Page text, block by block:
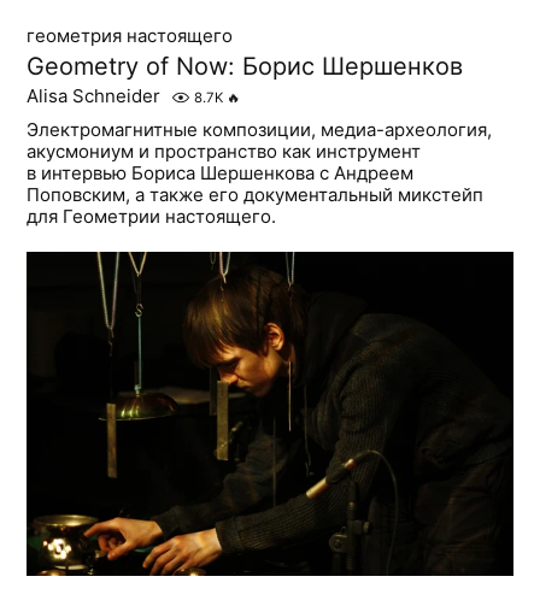
геометрия настоящего
Geometry of Now: Борис Шершенков
Alisa Schneider 8.7K 🔥
Электромагнитные композиции, медиа-археология,
акусмониум и пространство как инструмент
в интервью Бориса Шершенкова с Андреем
Поповским, а также его документальный микстейп
для Геометрии настоящего.